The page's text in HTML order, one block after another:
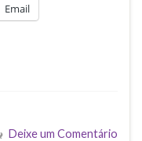
Email
Deixe um Comentário